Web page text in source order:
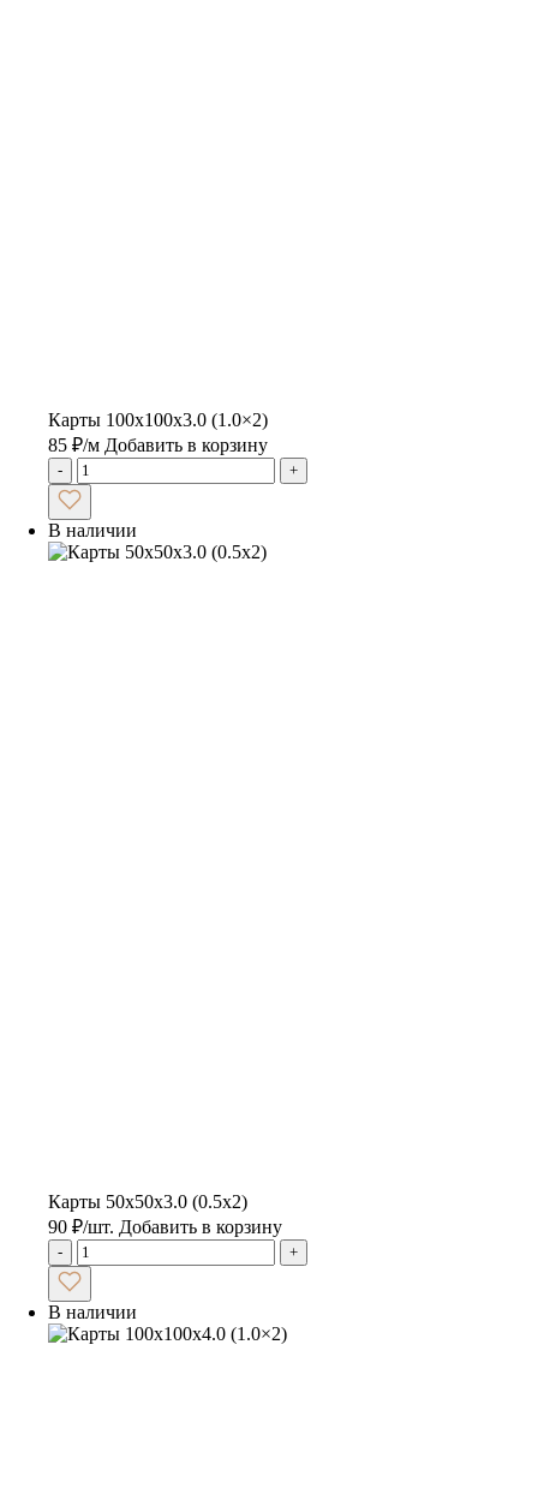
Карты 100x100x3.0 (1.0×2)
85 ₽/м Добавить в корзину
- +
В наличии
Карты 50х50х3.0 (0.5х2)
90 ₽/шт. Добавить в корзину
- +
В наличии